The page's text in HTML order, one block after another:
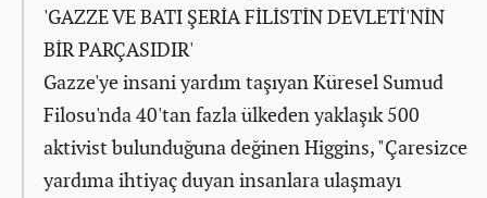
'GAZZE VE BATI ŞERİA FİLİSTİN DEVLETİ'NİN
BİR PARÇASIDIR'
Gazze'ye insani yardım taşıyan Küresel Sumud
Filosu'nda 40'tan fazla ülkeden yaklaşık 500
aktivist bulunduğuna değinen Higgins, "Çaresizce
yardıma ihtiyaç duyan insanlara ulaşmayı